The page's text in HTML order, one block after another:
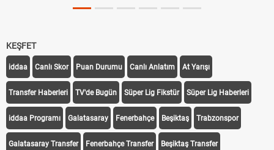
KEŞFET
iddaa Canlı Skor Puan Durumu Canlı Anlatım At Yarışı
Transfer Haberleri TV'de Bugün Süper Lig Fikstür Süper Lig Haberleri
iddaa Programı Galatasaray Fenerbahçe Beşiktaş Trabzonspor
Galatasaray Transfer Fenerbahçe Transfer Beşiktaş Transfer